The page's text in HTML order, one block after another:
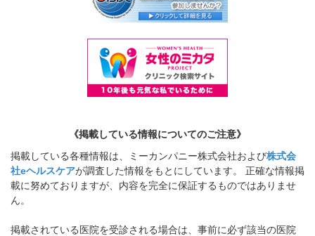
《掲載している情報についてのご注意》
掲載している各種情報は、ミーカンパニー株式会社および株式会
社eヘルスケアが調査した情報をもとにしています。 正確な情報掲
載に努めておりますが、内容を完全に保証するものではありませ
ん。
掲載されている医院を受診される場合は、事前に必ず該当の医院